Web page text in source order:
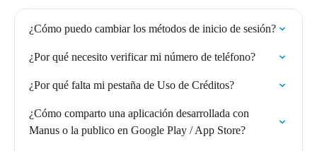
¿Cómo puedo cambiar los métodos de inicio de sesión?
¿Por qué necesito verificar mi número de teléfono?
¿Por qué falta mi pestaña de Uso de Créditos?
¿Cómo comparto una aplicación desarrollada con
Manus o la publico en Google Play / App Store?